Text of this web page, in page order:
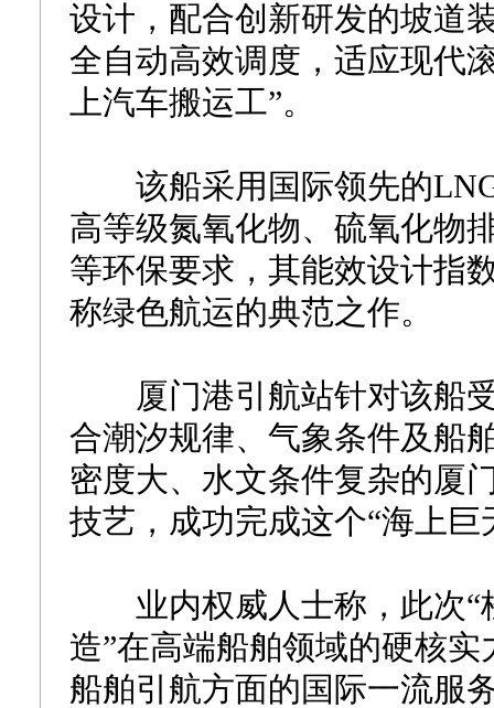
设计，配合创新研发的坡道
全自动高效调度，适应现代
上汽车搬运工”。
该船采用国际领先的LNG
高等级氮氧化物、硫氧化物
等环保要求，其能效设计指
称绿色航运的典范之作。
厦门港引航站针对该船受
合潮汐规律、气象条件及船
密度大、水文条件复杂的厦
技艺，成功完成这个“海上巨
业内权威人士称，此次“
造”在高端船舶领域的硬核
船舶引航方面的国际一流服